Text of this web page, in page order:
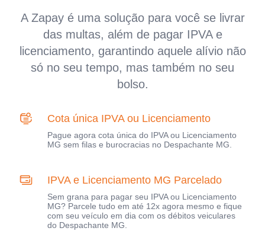
A Zapay é uma solução para você se livrar
das multas, além de pagar IPVA e
licenciamento, garantindo aquele alívio não
só no seu tempo, mas também no seu
bolso.
Cota única IPVA ou Licenciamento
Pague agora cota única do IPVA ou Licenciamento
MG sem filas e burocracias no Despachante MG.
IPVA e Licenciamento MG Parcelado
Sem grana para pagar seu IPVA ou Licenciamento
MG? Parcele tudo em até 12x agora mesmo e fique
com seu veículo em dia com os débitos veiculares
do Despachante MG.